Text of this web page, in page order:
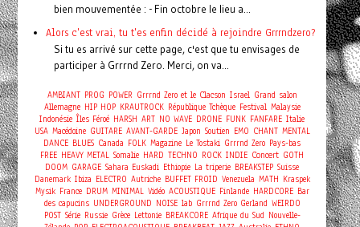
bien mouvementée : - Fin octobre le lieu a...
Alors c'est vrai, tu t'es enfin décidé à rejoindre Grrrndzero?
Si tu es arrivé sur cette page, c'est que tu envisages de
participer à Grrrnd Zero. Merci, on va...
AMBIANT PROG POWER Grrrnd Zero et le Clacson Israel Grand salon
Allemagne HIP HOP KRAUTROCK République Tchèque Festival Malaysie
Indonésie Îles Féroé HARSH ART NO WAVE DRONE FUNK FANFARE Italie
USA Macédoine GUITARE AVANT-GARDE Japon Soutien EMO CHANT MENTAL
DANCE BLUES Canada FOLK Magazine Le Tostaki Grrrnd Zero Pays-bas
FREE HEAVY METAL Somalie HARD TECHNO ROCK INDIE Concert GOTH
DOOM GARAGE Sahara Euskadi Ethiopie La triperie BREAKSTEP Suisse
Danemark Ibiza ELECTRO Autriche BUFFET FROID Venezuela MATH Kraspek
Mysik France DRUM MINIMAL Vidéo ACOUSTIQUE Finlande HARDCORE Bar
des capucins UNDERGROUND NOISE lab Grrrnd Zero Gerland WEIRDO
POST Série Russie Grèce Lettonie BREAKCORE Afrique du Sud Nouvelle-